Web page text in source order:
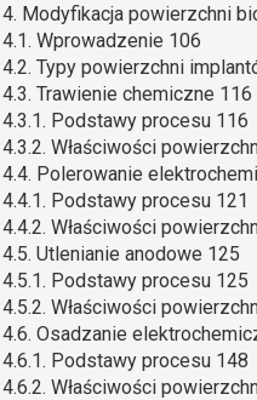
4. Modyfikacja powierzchni
4.1. Wprowadzenie 106
4.2. Typy powierzchni
4.3. Trawienie chemiczne 116
4.3.1. Podstawy procesu 116
4.3.2. Właściwości
4.4. Polerowanie
4.4.1. Podstawy procesu 121
4.4.2. Właściwości
4.5. Utlenianie anodowe 125
4.5.1. Podstawy procesu 125
4.5.2. Właściwości
4.6. Osadzanie
4.6.1. Podstawy procesu 148
4.6.2. Właściwości